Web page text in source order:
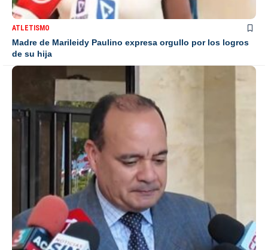
ATLETISMO
Madre de Marileidy Paulino expresa orgullo por los logros
de su hija